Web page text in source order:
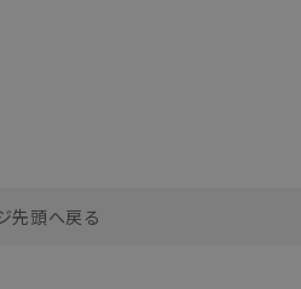
ロード
先頭へ戻る